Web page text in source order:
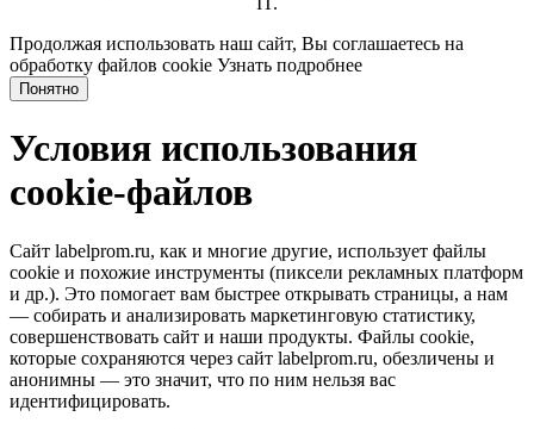
Продолжая использовать наш сайт, Вы соглашаетесь на
обработку файлов cookie Узнать подробнее
Понятно
Условия использования
cookie-файлов
Сайт labelprom.ru, как и многие другие, использует файлы
cookie и похожие инструменты (пиксели рекламных платформ
и др.). Это помогает вам быстрее открывать страницы, а нам
— собирать и анализировать маркетинговую статистику,
совершенствовать сайт и наши продукты. Файлы сookie,
которые сохраняются через сайт labelprom.ru, обезличены и
анонимны — это значит, что по ним нельзя вас
идентифицировать.